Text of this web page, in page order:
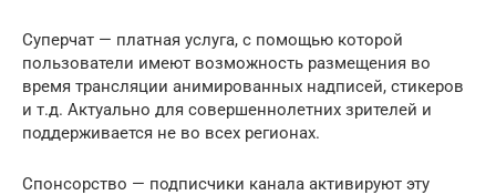
Суперчат — платная услуга, с помощью которой
пользователи имеют возможность размещения во
время трансляции анимированных надписей, стикеров
и т.д. Актуально для совершеннолетних зрителей и
поддерживается не во всех регионах.
Спонсорство — подписчики канала активируют эту